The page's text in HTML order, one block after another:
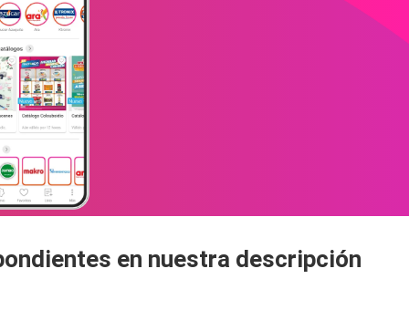
en nuestra descripción